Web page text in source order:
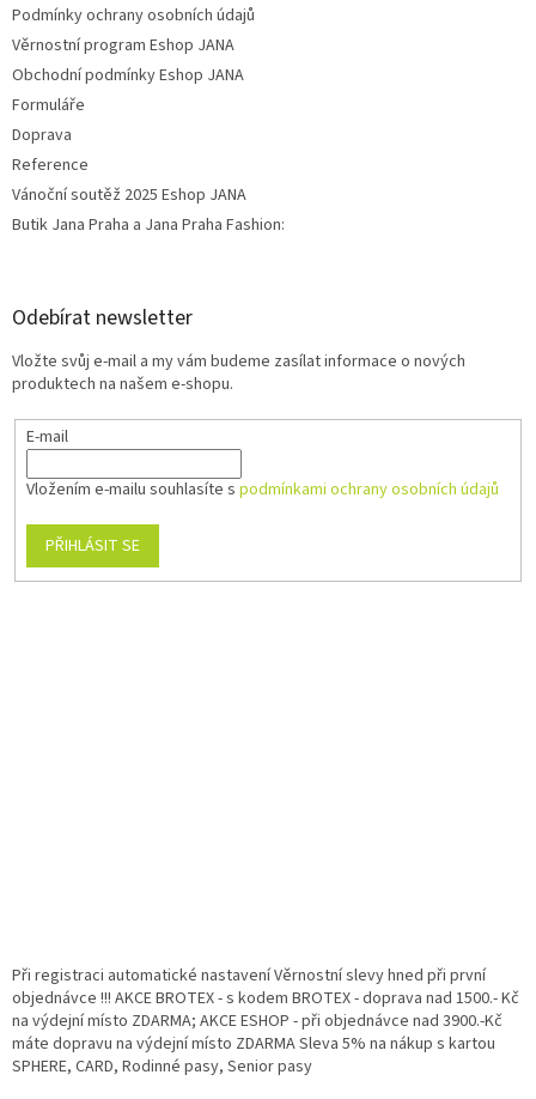
Podmínky ochrany osobních údajů
Věrnostní program Eshop JANA
Obchodní podmínky Eshop JANA
Formuláře
Doprava
Reference
Vánoční soutěž 2025 Eshop JANA
Butik Jana Praha a Jana Praha Fashion:
Odebírat newsletter
Vložte svůj e-mail a my vám budeme zasílat informace o nových
produktech na našem e-shopu.
E-mail
Vložením e-mailu souhlasíte s podmínkami ochrany osobních údajů
PŘIHLÁSIT SE
Při registraci automatické nastavení Věrnostní slevy hned při první
objednávce !!! AKCE BROTEX - s kodem BROTEX - doprava nad 1500.- Kč
na výdejní místo ZDARMA; AKCE ESHOP - při objednávce nad 3900.-Kč
máte dopravu na výdejní místo ZDARMA Sleva 5% na nákup s kartou
SPHERE, CARD, Rodinné pasy, Senior pasy